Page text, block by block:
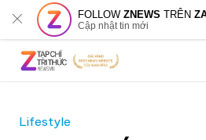
FOLLOWZNEWS TRÊN
Cập nhật tin mới
Lifestyle